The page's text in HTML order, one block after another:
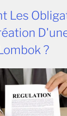
Les
?